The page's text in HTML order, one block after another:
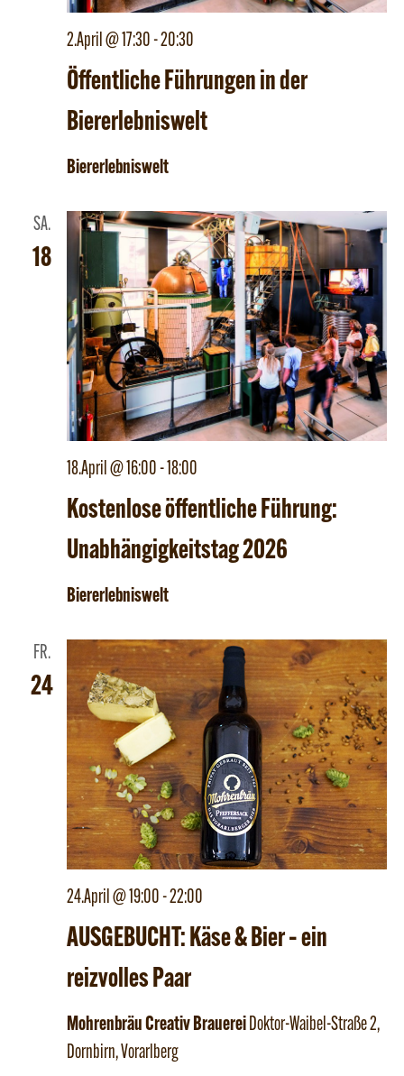
Öffentliche Führungen in der
Biererlebniswelt
2.April @ 17:30-20:30
Biererlebniswelt
SA.
18
Kostenlose öffentliche Führung:
Unabhängigkeitstag 2026
18.April @ 16:00-18:00
Biererlebniswelt
FR.
24
AUSGEBUCHT: Käse & Bier – ein
reizvolles Paar
24.April @ 19:00-22:00
Mohrenbräu Creativ BrauereiDoktor-Waibel-Straße 2,
Dornbirn, Vorarlberg